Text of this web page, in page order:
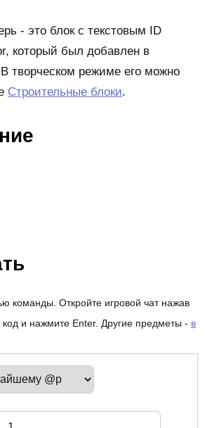
- это блок с текстовым ID
который был добавлен в
творческом режиме его можно
Строительные блоки.
команды. Откройте игровой чат нажав
код и нажмите Enter. Другие предметы - в